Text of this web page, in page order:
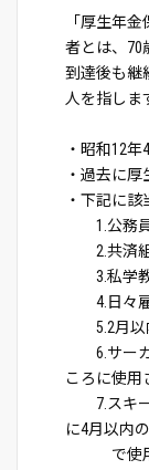
「厚生年
者とは、70
到達後も継
人を指しま
・昭和12
・過去に
・下記に該
1.公務員
2.共済組
3.私学教
4.日々雇
5.2月以
6.サーカ
ころに使用
7.スキー
に4月以内
で使用